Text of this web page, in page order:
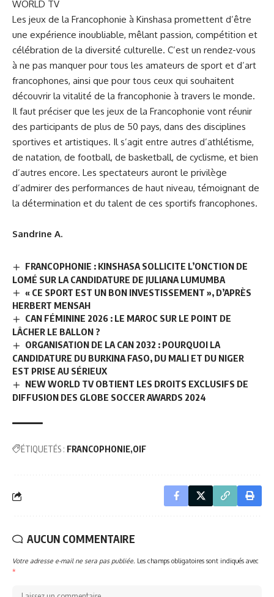
WORLD TV
Les jeux de la Francophonie à Kinshasa promettent d’être
une expérience inoubliable, mêlant passion, compétition et
célébration de la diversité culturelle. C’est un rendez-vous
à ne pas manquer pour tous les amateurs de sport et d’art
francophones, ainsi que pour tous ceux qui souhaitent
découvrir la vitalité de la francophonie à travers le monde.
Il faut préciser que les jeux de la Francophonie vont réunir
des participants de plus de 50 pays, dans des disciplines
sportives et artistiques. Il s’agit entre autres d’athlétisme,
de natation, de football, de basketball, de cyclisme, et bien
d’autres encore. Les spectateurs auront le privilège
d’admirer des performances de haut niveau, témoignant de
la détermination et du talent de ces sportifs francophones.
Sandrine A.
FRANCOPHONIE : KINSHASA SOLLICITE L’ONCTION DE
LOMÉ SUR LA CANDIDATURE DE JULIANA LUMUMBA
« CE SPORT EST UN BON INVESTISSEMENT », D’APRÈS
HERBERT MENSAH
CAN FÉMININE 2026 : LE MAROC SUR LE POINT DE
LÂCHER LE BALLON ?
ORGANISATION DE LA CAN 2032 : POURQUOI LA
CANDIDATURE DU BURKINA FASO, DU MALI ET DU NIGER
EST PRISE AU SÉRIEUX
NEW WORLD TV OBTIENT LES DROITS EXCLUSIFS DE
DIFFUSION DES GLOBE SOCCER AWARDS 2024
ÉTIQUETÉS : FRANCOPHONIE OIF
AUCUN COMMENTAIRE
Votre adresse e-mail ne sera pas publiée. Les champs obligatoires sont indiqués avec
*